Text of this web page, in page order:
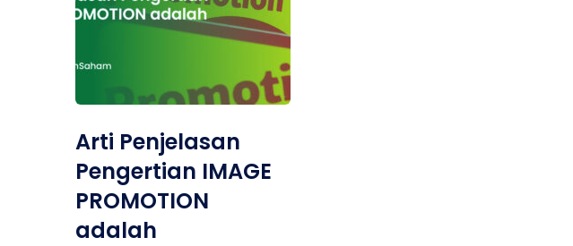
Arti Penjelasan
Pengertian IMAGE
PROMOTION
adalah